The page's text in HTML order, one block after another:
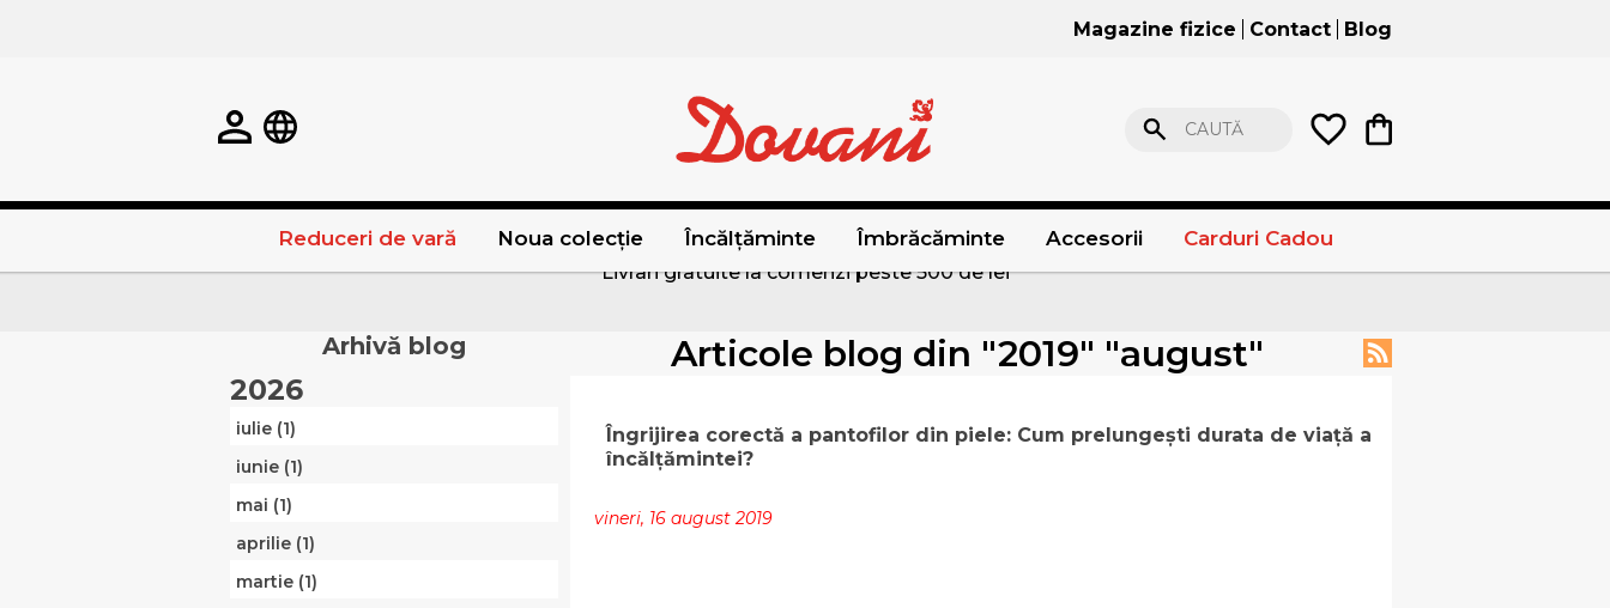
Magazine fizice Contact Blog
CAUTĂ
Reduceri de vară Noua colecție Încălțăminte Îmbrăcăminte Accesorii Carduri Cadou
Livrari gratuite la comenzi peste 500 de lei
Arhivă blog
2026
iulie (1)
iunie (1)
mai (1)
aprilie (1)
martie (1)
Articole blog din "2019" "august"
Îngrijirea corectă a pantofilor din piele: Cum prelungești durata de viață a
încălțămintei?
vineri, 16 august 2019